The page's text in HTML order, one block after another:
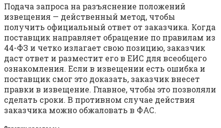
Подача запроса на разъяснение положений
извещения — действенный метод, чтобы
получить официальный ответ от заказчика. Когда
поставщик направляет обращение по правилам из
44-ФЗ и четко излагает свою позицию, заказчик
даст ответ и разместит его в ЕИС для всеобщего
ознакомления. Если в извещении есть ошибка и
поставщик смог это доказать, заказчик внесет
правки в извещение. Главное, чтобы это позволяли
сделать сроки. В противном случае действия
заказчика можно обжаловать в ФАС.